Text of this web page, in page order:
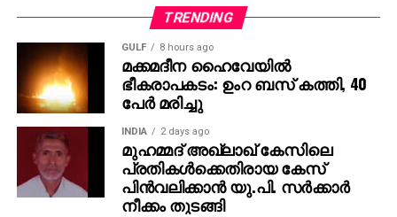
സമീപിക്കണമോ എന്ന് പാര്‍ട്ടി തീരുമാനിക്കുമെന്നും
വൈഷ്ണ വ്യക്തമാക്കി.
അതേസമയം, പരാതിക്കാരനായ ധനേഷ് കുമാര്‍
അയാളുടെ വിലാസത്തില്‍ 20 പേരുടെ വോട്ട്
ചേര്‍ത്തിട്ടുണ്ടെന്ന് ഡിസിസി ഭാരവാഹി മുട്ടട അജിത്
പറഞ്ഞു. മുട്ടട വാര്‍ഡിലെ അഞ്ചാം നമ്പര്‍ ബൂത്തില്‍
ആണ് വോട്ട് ചേര്‍ത്തത്. രണ്ടു മുറി വീട്ടില്‍
എങ്ങനെയാണ് 20 പേര്‍ താമസിക്കുക എന്നും
ഇതിനെതിരെയും കോടതിയെ സമീപിക്കുമെന്നും അജിത്
TRENDING
GULF 8 hours ago
മക്കമദീന ഹൈവേയില്‍
ഭീകരാപകടം: ഉംറ ബസ് കത്തി, 40
പേര്‍ മരിച്ചു
INDIA 2 days ago
മുഹമ്മദ് അഖ്‌ലാഖ് കേസിലെ
പ്രതികള്‍ക്കെതിരായ കേസ്
പിന്‍വലിക്കാന്‍ യു.പി. സര്‍ക്കാര്‍
നീക്കം തുടങ്ങി